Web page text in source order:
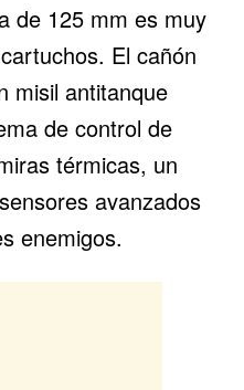
de 125 mm es muy
El cañón
misil antitanque
de control de
térmicas, un
avanzados
enemigos.